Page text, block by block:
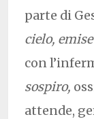
parte di
cielo,
con
sospiro,
attende,